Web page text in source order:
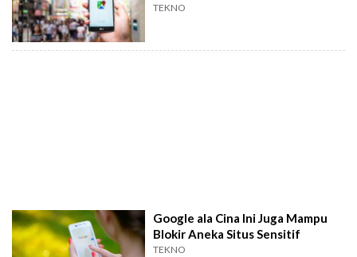
TEKNO
Google ala Cina Ini Juga Mampu
Blokir Aneka Situs Sensitif
TEKNO